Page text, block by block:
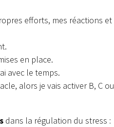
efforts, mes réactions et
en place.
avec le temps.
alors je vais activer B, C ou
dans la régulation du stress :